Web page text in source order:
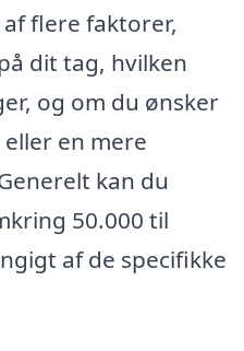
flere faktorer,
dit tag, hvilken
og om du ønsker
en mere
kan du
50.000 til
af de specifikke